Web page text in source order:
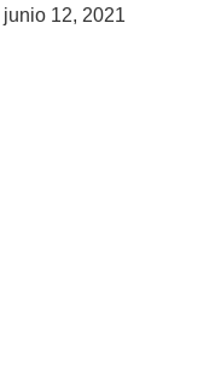
junio 12, 2021